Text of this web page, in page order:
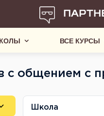
ВСЕ КУРСЫ
с общением с
Школа